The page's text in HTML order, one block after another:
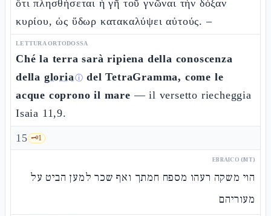
ὅτι πλησθήσεται ἡ γῆ τοῦ γνῶναι τὴν δόξαν
κυρίου, ὡς ὕδωρ κατακαλύψει αὐτούς. –
LETTURA ORTODOSSA
Ché la terra sarà ripiena della conoscenza
della gloriaⓘ del TetraGramma, come le
acque coprono il mare — il versetto riecheggia
Isaia 11,9.
15 🗝️1
EBRAICO (MT)
הוי משקה רעהו מספח חמתך ואף שכר למען הביט על
מעוריהם